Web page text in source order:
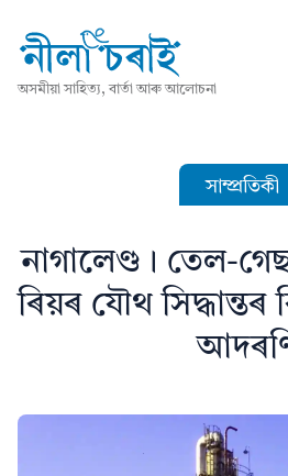
অসমীয়া সাহিত্য, বাৰ্তা আৰু আলোচনা
সাম্প্ৰতিকী
নাগালেণ্ড। তেল-
ৰিয়ৰ যৌথ